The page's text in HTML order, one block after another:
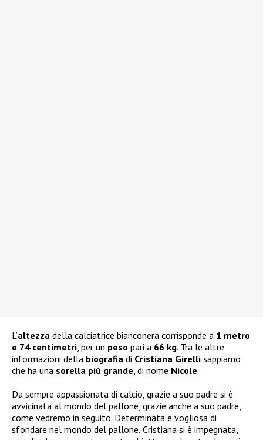
L’altezza della calciatrice bianconera corrisponde a 1 metro
e 74 centimetri , per un peso pari a 66 kg. Tra le altre
informazioni della biografia di Cristiana Girelli sappiamo
che ha una sorella più grande , di nome Nicole.
Da sempre appassionata di calcio, grazie a suo padre si è
avvicinata al mondo del pallone, grazie anche a suo padre,
come vedremo in seguito. Determinata e vogliosa di
sfondare nel mondo del pallone, Cristiana si è impegnata,